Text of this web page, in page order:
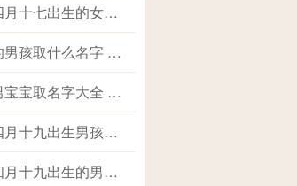
洛、奕谨、君然、明
杨、冠泽、晓锋、
2023年农历四月十七出生的女宝取名字 女宝宝名字大全2023属兔
2023年姓孔的男孩取什么名字 爸爸姓孔给宝宝取名
2023年覃姓男宝宝取名字大全 姓覃的宝宝名字大全
2023年农历四月十九出生男孩霸气有内涵的名字 兔宝宝起名字大全男孩生辰八字起名
2023年农历四月十九出生的男孩起名字推荐 兔年男孩名字2023年名字大全